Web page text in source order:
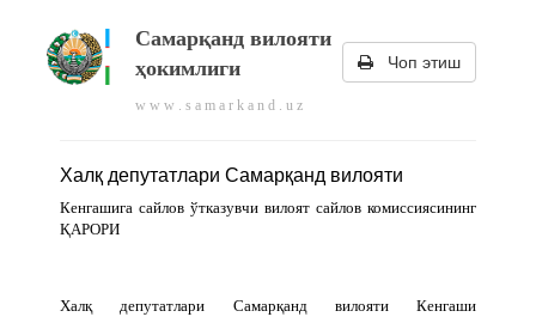
Самарқанд вилояти
ҳокимлиги
w w w . s a m a r k a n d . u z
Чоп этиш
Халқ депутатлари Самарқанд вилояти
Кенгашига сайлов ўтказувчи вилоят сайлов комиссиясининг
ҚАРОРИ
Халқ депутатлари Самарқанд вилояти Кенгаши